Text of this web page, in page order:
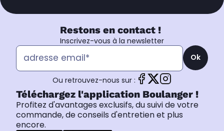
Restons en contact !
Inscrivez-vous à la newsletter
Ok
Ou retrouvez-nous sur :
Téléchargez l'application Boulanger !
Profitez d'avantages exclusifs, du suivi de votre
commande, de conseils d'entretien et plus
encore.